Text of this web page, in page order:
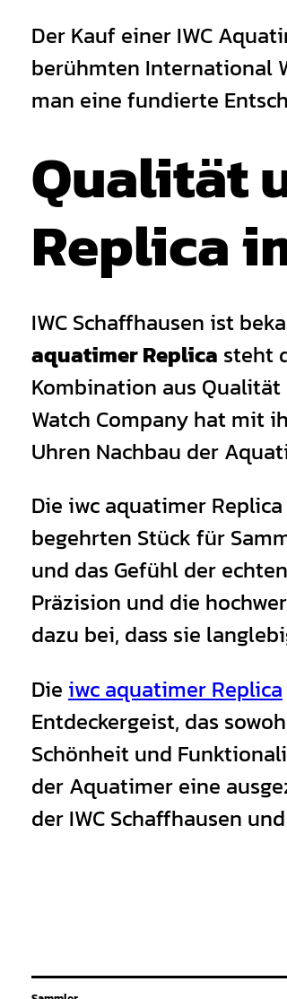
Der Kauf einer IWC
berühmten International
man eine fundierte
Qualität
Replica
IWC Schaffhausen ist
aquatimer Replica steht
Kombination aus
Watch Company hat mit
Uhren Nachbau der
Die iwc aquatimer
begehrten Stück für
und das Gefühl der
Präzision und die
dazu bei, dass sie
Die iwc aquatimer Replica
Entdeckergeist, das
Schönheit und
der Aquatimer eine
der IWC Schaffhausen